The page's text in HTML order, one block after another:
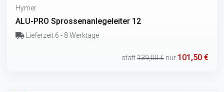
Hymer
ALU-PRO Sprossenanlegeleiter 12
Lieferzeit 6 - 8 Werktage
statt139,00 € nur 101,50 €